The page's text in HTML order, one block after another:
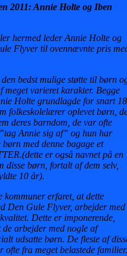
2011: Annie Holte og Iben
hermed leder Annie Holte og
Flyver til ovennævnte pris
bedst mulige støtte til børn
meget varieret karakter. Begge
Holte grundlagde for snart 18
folkeskolelærer oplevet børn,
deres barndom, de var ofte
Annie sig af” og hun har
med denne bagage et
er også navnet på en
disse børn, fortalt af dem selv,
10 år).
kommuner erfaret, at dette
Den Gule Flyver, arbejder med
Dette er imponerende,
arbejder med nogle af
udsatte børn. De fleste af
fra meget belastede familier.